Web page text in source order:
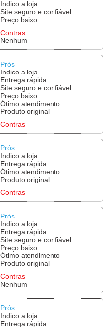
Indico a loja
Site seguro e confiável
Preço baixo
Contras
Nenhum
Prós
Indico a loja
Entrega rápida
Site seguro e confiável
Preço baixo
Ótimo atendimento
Produto original
Contras
Prós
Indico a loja
Entrega rápida
Ótimo atendimento
Produto original
Contras
Prós
Indico a loja
Entrega rápida
Site seguro e confiável
Preço baixo
Ótimo atendimento
Produto original
Contras
Nenhum
Prós
Indico a loja
Entrega rápida